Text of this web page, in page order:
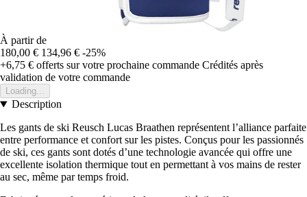
À partir de
180,00 € 134,96 € -25%
+6,75 € offerts sur votre prochaine commande Crédités après
validation de votre commande
Loading...
Description
Les gants de ski Reusch Lucas Braathen représentent l’alliance parfaite
entre performance et confort sur les pistes. Conçus pour les passionnés
de ski, ces gants sont dotés d’une technologie avancée qui offre une
excellente isolation thermique tout en permettant à vos mains de rester
au sec, même par temps froid.